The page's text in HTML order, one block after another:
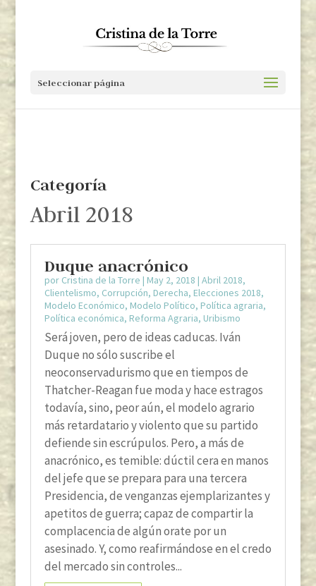
Seleccionar página
Categoría
Abril 2018
Duque anacrónico
por Cristina de la Torre | May 2, 2018 | Abril 2018,
Clientelismo, Corrupción, Derecha, Elecciones 2018,
Modelo Económico, Modelo Político, Política agraria,
Política económica, Reforma Agraria, Uribismo
Será joven, pero de ideas caducas. Iván
Duque no sólo suscribe el
neoconservadurismo que en tiempos de
Thatcher-Reagan fue moda y hace estragos
todavía, sino, peor aún, el modelo agrario
más retardatario y violento que su partido
defiende sin escrúpulos. Pero, a más de
anacrónico, es temible: dúctil cera en manos
del jefe que se prepara para una tercera
Presidencia, de venganzas ejemplarizantes y
apetitos de guerra; capaz de compartir la
complacencia de algún orate por un
asesinado. Y, como reafirmándose en el credo
del mercado sin controles...